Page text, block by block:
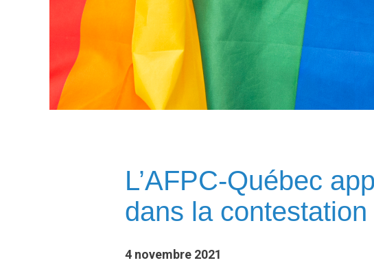
L’AFPC-Québec
dans la
4 novembre 2021